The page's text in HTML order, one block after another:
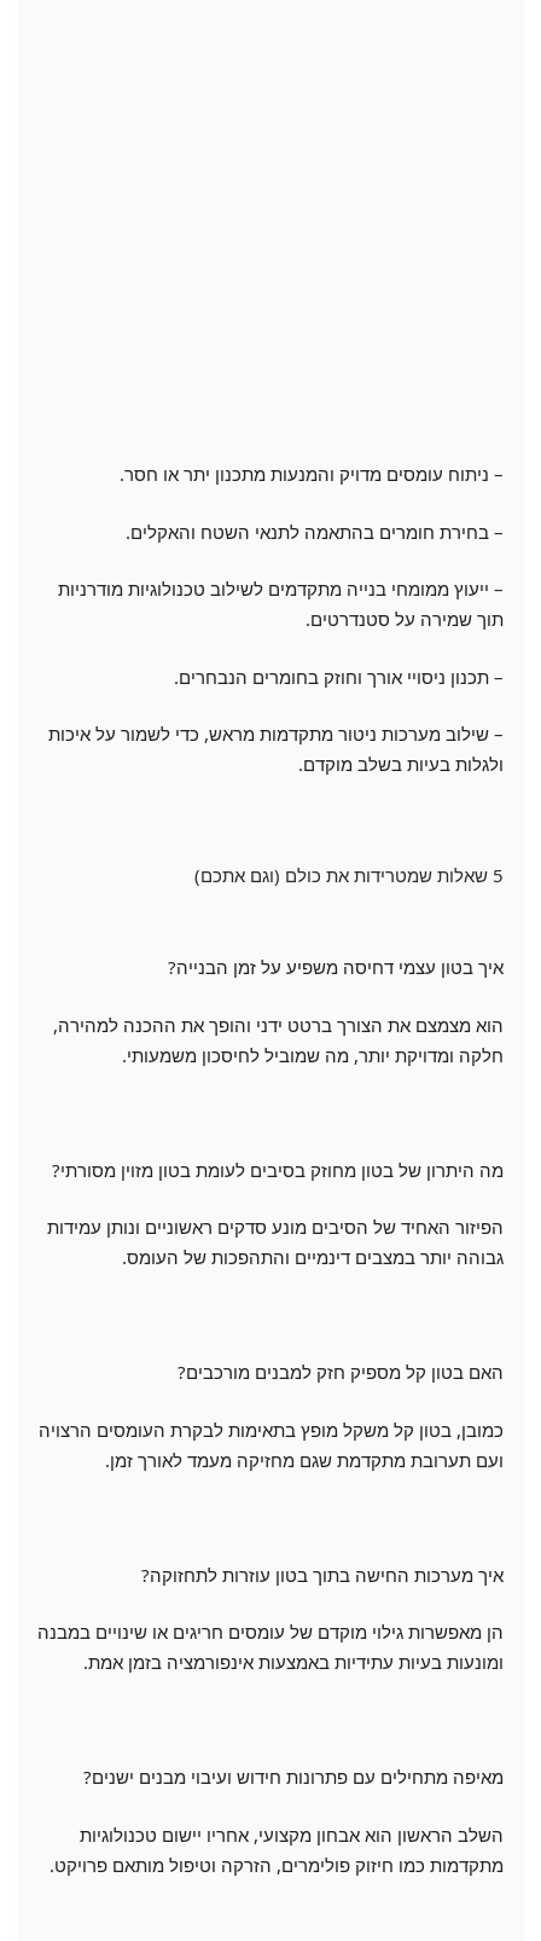
– ניתוח עומסים מדויק והמנעות מתכנון יתר או חסר.
– בחירת חומרים בהתאמה לתנאי השטח והאקלים.
– ייעוץ ממומחי בנייה מתקדמים לשילוב טכנולוגיות מודרניות
תוך שמירה על סטנדרטים.
– תכנון ניסויי אורך וחוזק בחומרים הנבחרים.
– שילוב מערכות ניטור מתקדמות מראש, כדי לשמור על איכות
ולגלות בעיות בשלב מוקדם.
5 שאלות שמטרידות את כולם (וגם אתכם)
איך בטון עצמי דחיסה משפיע על זמן הבנייה?
הוא מצמצם את הצורך ברטט ידני והופך את ההכנה למהירה,
חלקה ומדויקת יותר, מה שמוביל לחיסכון משמעותי.
מה היתרון של בטון מחוזק בסיבים לעומת בטון מזוין מסורתי?
הפיזור האחיד של הסיבים מונע סדקים ראשוניים ונותן עמידות
גבוהה יותר במצבים דינמיים והתהפכות של העומס.
האם בטון קל מספיק חזק למבנים מורכבים?
כמובן, בטון קל משקל מופץ בתאימות לבקרת העומסים הרצויה
ועם תערובת מתקדמת שגם מחזיקה מעמד לאורך זמן.
איך מערכות החישה בתוך בטון עוזרות לתחזוקה?
הן מאפשרות גילוי מוקדם של עומסים חריגים או שינויים במבנה
ומונעות בעיות עתידיות באמצעות אינפורמציה בזמן אמת.
מאיפה מתחילים עם פתרונות חידוש ועיבוי מבנים ישנים?
השלב הראשון הוא אבחון מקצועי, אחריו יישום טכנולוגיות
מתקדמות כמו חיזוק פולימרים, הזרקה וטיפול מותאם פרויקט.